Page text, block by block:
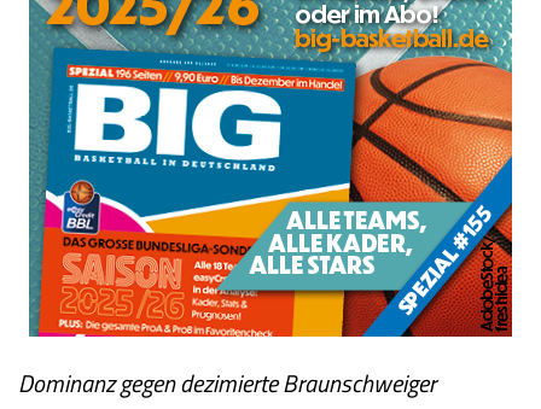
Dominanz gegen dezimierte Braunschweiger